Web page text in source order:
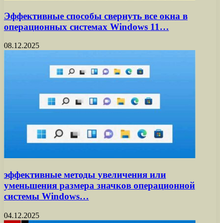
Эффективные способы свернуть все окна в
операционных системах Windows 11…
08.12.2025
эффективные методы увеличения или
уменьшения размера значков операционной
системы Windows…
04.12.2025